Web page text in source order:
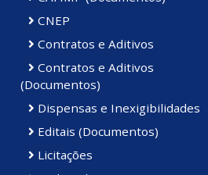
CNEP
Contratos e Aditivos
Contratos e Aditivos
(Documentos)
Dispensas e Inexigibilidades
Editais (Documentos)
Licitações